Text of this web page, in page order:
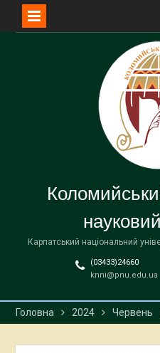
Карпатський національний
(03433)24660
knni@pnu.edu.ua
Головна 2024 Червень